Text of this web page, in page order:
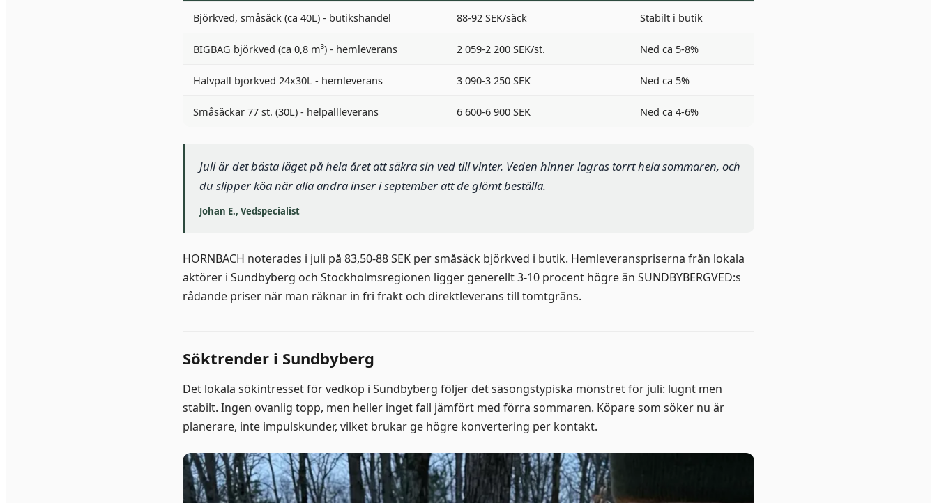
Björkved, småsäck (ca 40L) - butikshandel 88-92 SEK/säck Stabilt i butik
BIGBAG björkved (ca 0,8 m³) - hemleverans 2 059-2 200 SEK/st. Ned ca 5-8%
Halvpall björkved 24x30L - hemleverans 3 090-3 250 SEK Ned ca 5%
Småsäckar 77 st. (30L) - helpallleverans 6 600-6 900 SEK Ned ca 4-6%
Juli är det bästa läget på hela året att säkra sin ved till vinter. Veden hinner lagras torrt hela sommaren, och
du slipper köa när alla andra inser i september att de glömt beställa.
Johan E., Vedspecialist
HORNBACH noterades i juli på 83,50-88 SEK per småsäck björkved i butik. Hemleveranspriserna från lokala
aktörer i Sundbyberg och Stockholmsregionen ligger generellt 3-10 procent högre än SUNDBYBERGVED:s
rådande priser när man räknar in fri frakt och direktleverans till tomtgräns.
Söktrender i Sundbyberg
Det lokala sökintresset för vedköp i Sundbyberg följer det säsongstypiska mönstret för juli: lugnt men
stabilt. Ingen ovanlig topp, men heller inget fall jämfört med förra sommaren. Köpare som söker nu är
planerare, inte impulskunder, vilket brukar ge högre konvertering per kontakt.